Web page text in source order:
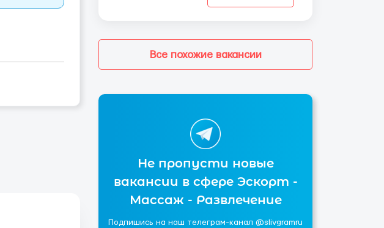
Все похожие вакансии
Не пропусти новые
вакансии в сфере Эскорт -
Массаж - Развлечение
Подпишись на наш телеграм-канал @slivgramru